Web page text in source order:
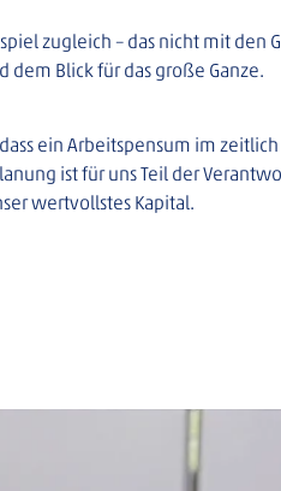
zugleich – das nicht mit den
dem Blick für das große Ganze.
ein Arbeitspensum im
ist für uns Teil der
wertvollstes Kapital.